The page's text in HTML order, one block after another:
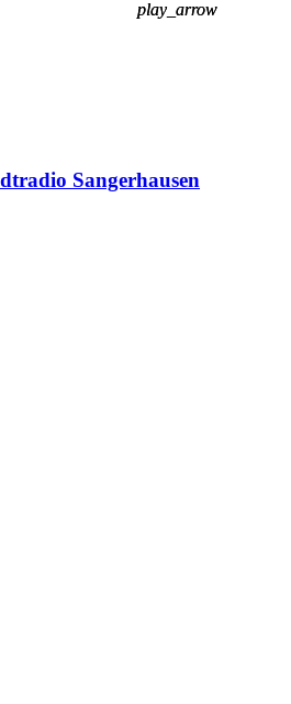
play_arrow
play_arrow